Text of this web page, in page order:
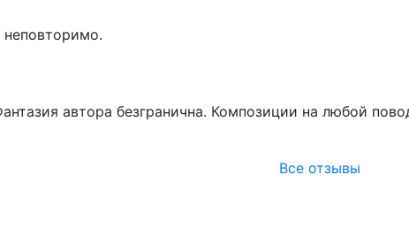
неповторимо.
автора безгранична. Композиции на любой
Все отзывы